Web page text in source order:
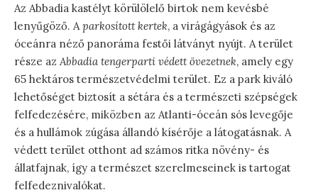
Az Abbadia kastélyt körülölelő birtok nem kevésbé
lenyűgöző. Aparkosított kertek, a virágágyások és az
óceánra néző panoráma festői látványt nyújt. A terület
része az Abbadia tengerparti védett övezetnek, amely egy
65 hektáros természetvédelmi terület. Ez a park kiváló
lehetőséget biztosít a sétára és a természeti szépségek
felfedezésére, miközben az Atlanti-óceán sós levegője
és a hullámok zúgása állandó kísérője a látogatásnak. A
védett terület otthont ad számos ritka növény- és
állatfajnak, így a természet szerelmeseinek is tartogat
felfedeznivalókat.